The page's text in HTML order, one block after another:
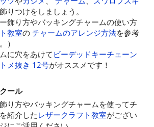
りつけをしましょう。
飾り方やバッキングチャームの使い方
教室の チャームのアレンジ方法を参考
）
に穴をあけて ビーデッドキーチェーン
メ抜き 12号がオススメです！
ール
り方やバッキングチャームを使ってチ
紹介した レザークラフト教室がござい